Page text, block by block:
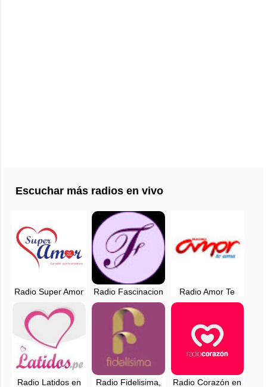
Escuchar más radios en vivo
Radio Super Amor
en vivo - Lima,
Perú
Radio Fascinacion
en vivo - Lima,
Perú
Radio Amor Te
ama, en vivo -
Radio Latidos en
Radio Fidelisima,
Radio Corazón en